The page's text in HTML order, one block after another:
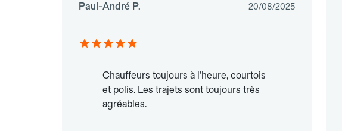
Paul-André P. 20/08/2025
Chauffeurs toujours à l'heure, courtois
et polis. Les trajets sont toujours très
agréables.